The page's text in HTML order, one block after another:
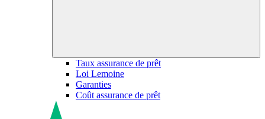
Taux assurance de prêt
Loi Lemoine
Garanties
Coût assurance de prêt